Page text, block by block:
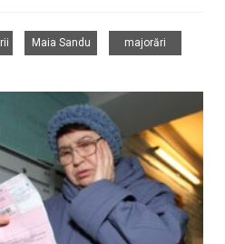
Maia Sandu
majorări